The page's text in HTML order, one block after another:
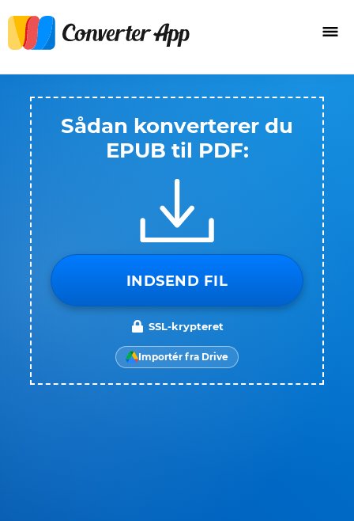
Sådan konverterer du
EPUB til PDF:
INDSEND FIL
SSL-krypteret
Importér fra Drive